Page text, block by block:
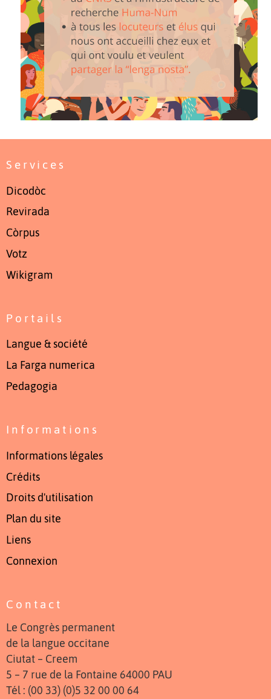
Services
Dicodòc
Revirada
Còrpus
Votz
Wikigram
Portails
Langue & société
La Farga numerica
Pedagogia
Informations
Informations légales
Crédits
Droits d'utilisation
Plan du site
Liens
Connexion
Contact
Le Congrès permanent
de la langue occitane
Ciutat – Creem
5 – 7 rue de la Fontaine 64000 PAU
Tél : (00 33) (0)5 32 00 00 64